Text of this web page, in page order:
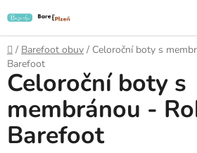
na
obsah
Domů
/ Barefoot obuv / Celoroční boty s
Barefoot
Celoroční boty s
membránou -
Barefoot